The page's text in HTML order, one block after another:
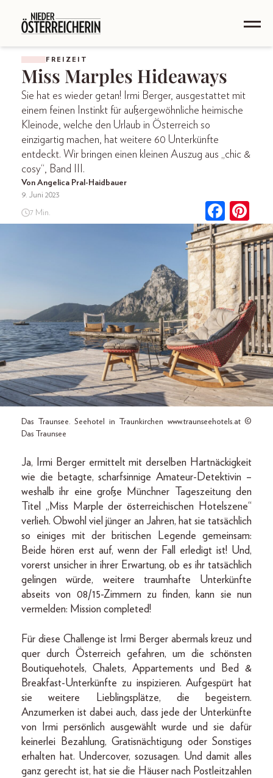
FREIZEIT
Miss Marples Hideaways
Sie hat es wieder getan! Irmi Berger, ausgestattet mit
einem feinen Instinkt für außergewöhnliche heimische
Kleinode, welche den Urlaub in Österreich so
einzigartig machen, hat weitere 60 Unterkünfte
entdeckt. Wir bringen einen kleinen Auszug aus „chic &
cosy“, Band III.
Von Angelica Pral-Haidbauer
9. Juni 2023
7 Min.
Das Traunsee. Seehotel in Traunkirchen www.traunseehotels.at ©
Das Traunsee
Ja, Irmi Berger ermittelt mit derselben Hartnäckigkeit
wie die betagte, scharfsinnige Amateur-Detektivin –
weshalb ihr eine große Münchner Tageszeitung den
Titel „Miss Marple der österreichischen Hotelszene“
verlieh. Obwohl viel jünger an Jahren, hat sie tatsächlich
so einiges mit der britischen Legende gemeinsam:
Beide hören erst auf, wenn der Fall erledigt ist! Und,
vorerst unsicher in ihrer Erwartung, ob es ihr tatsächlich
gelingen würde, weitere traumhafte Unterkünfte
abseits von 08/15-Zimmern zu finden, kann sie nun
vermelden: Mission completed!
Für diese Challenge ist Irmi Berger abermals kreuz und
quer durch Österreich gefahren, um die schönsten
Boutiquehotels, Chalets, Appartements und Bed &
Breakfast-Unterkünfte zu inspizieren. Aufgespürt hat
sie weitere Lieblingsplätze, die begeistern.
Anzumerken ist dabei auch, dass jede der Unterkünfte
von Irmi persönlich ausgewählt wurde und sie dafür
keinerlei Bezahlung, Gratisnächtigung oder Sonstiges
erhalten hat. Undercover, sozusagen. Und damit alles
ganz gerecht ist, hat sie die Häuser nach Postleitzahlen